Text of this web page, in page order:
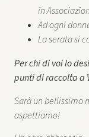
in
Ad ogni
La serata si
Per chi di voi lo
punti di raccolta a
Sarà un bellissimo
aspettiamo!